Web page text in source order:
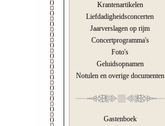
Krantenartikelen
Liefdadigheidsconcerten
Jaarverslagen op rijm
Concertprogramma's
Foto's
Geluidsopnamen
Notulen en overige documenten
Gastenboek